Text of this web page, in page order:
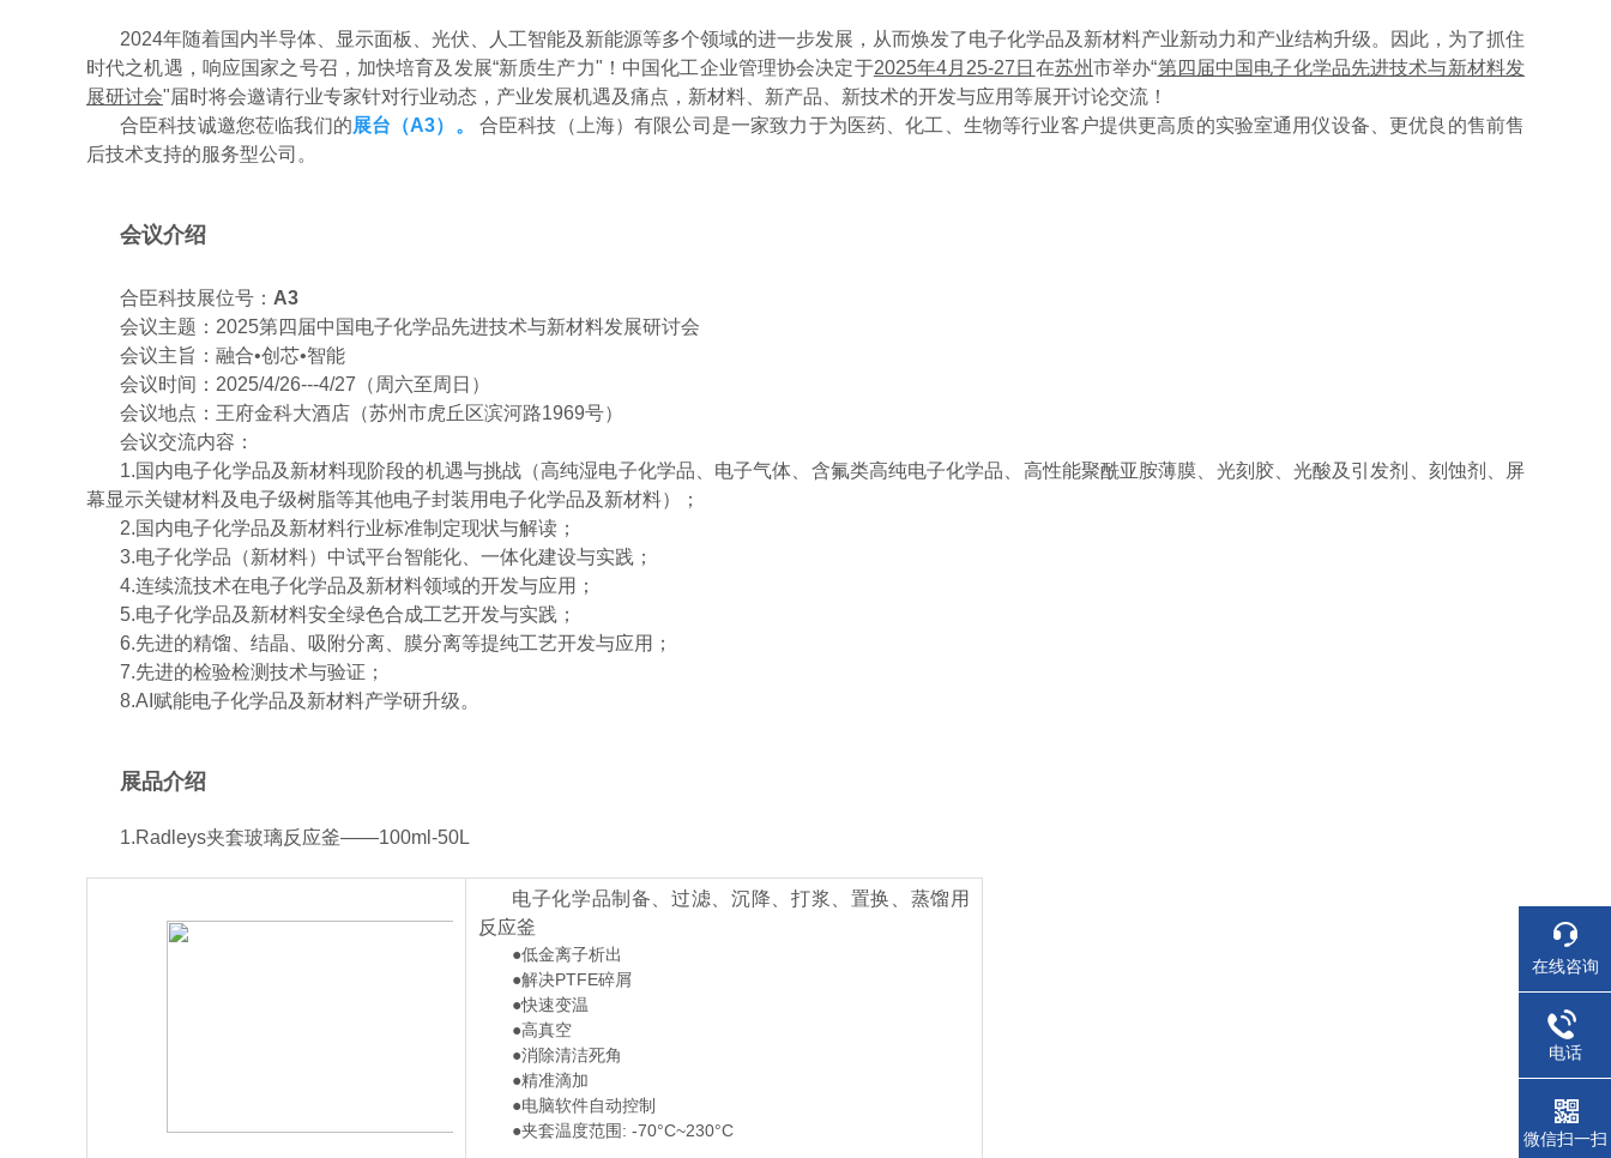
2024年随着国内半导体、显示面板、光伏、人工智能及新能源等多个领域的进一步发展，从而焕发了电子化学品及新材料产业新动力和产业结构升级。因此，为了抓住
时代之机遇，响应国家之号召，加快培育及发展“新质生产力"！中国化工企业管理协会决定于2025年4月25-27日 在苏州市举办“第四届中国电子化学品先进技术与新材料发
展研讨会"届时将会邀请行业专家针对行业动态，产业发展机遇及痛点，新材料、新产品、新技术的开发与应用等展开讨论交流！
合臣科技诚邀您莅临我们的展台（A3）。
合臣科技（上海）有限公司是一家致力于为医药、化工、生物等行业客户提供更高质的实验室通用仪设备、更优良的售前售
后技术支持的服务型公司。
会议介绍
合臣科技展位号： A3
会议主题：2025第四届中国电子化学品先进技术与新材料发展研讨会
会议主旨：融合•创芯•智能
会议时间：2025/4/26---4/27（周六至周日）
会议地点： 王府金科大酒店（苏州市虎丘区滨河路1969号）
会议交流内容：
1.国内电子化学品及新材料现阶段的机遇与挑战（高纯湿电子化学品、电子气体、含氟类高纯电子化学品、高性能聚酰亚胺薄膜、光刻胶、光酸及引发剂、刻蚀剂、屏
幕显示关键材料及电子级树脂等其他电子封装用电子化学品及新材料）；
2.国内电子化学品及新材料行业标准制定现状与解读；
3.电子化学品（新材料）中试平台智能化、一体化建设与实践；
4.连续流技术在电子化学品及新材料领域的开发与应用；
5.电子化学品及新材料安全绿色合成工艺开发与实践；
6.先进的精馏、结晶、吸附分离、膜分离等提纯工艺开发与应用；
7.先进的检验检测技术与验证；
8.AI赋能电子化学品及新材料产学研升级。
展品介绍
1.Radleys夹套玻璃反应釜——100ml-50L
电子化学品制备、过滤、沉降、打浆、置换、蒸馏用
反应釜
●低金离子析出
●解决PTFE碎屑
●快速变温
●高真空
●消除清洁死角
●精准滴加
●电脑软件自动控制
●夹套温度范围: -70°C~230°C
在线咨询
电话
微信扫一扫